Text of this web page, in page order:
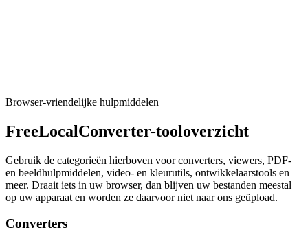
Browser-vriendelijke hulpmiddelen
FreeLocalConverter-tooloverzicht
Gebruik de categorieën hierboven voor converters, viewers, PDF-
en beeldhulpmiddelen, video- en kleurutils, ontwikkelaarstools en
meer. Draait iets in uw browser, dan blijven uw bestanden meestal
op uw apparaat en worden ze daarvoor niet naar ons geüpload.
Converters